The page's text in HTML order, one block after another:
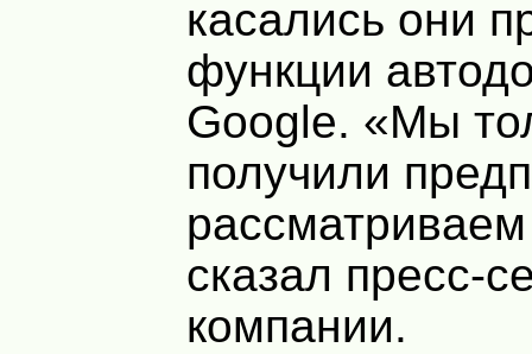
касались они
функции
Google. «Мы
получили
сказал пресс-
компании.